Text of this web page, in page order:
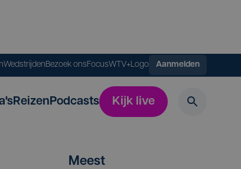
WedstrijdenBezoek onsFocusWTV+Logo Aanmelden
ReizenPodcasts Kijk live
Meest